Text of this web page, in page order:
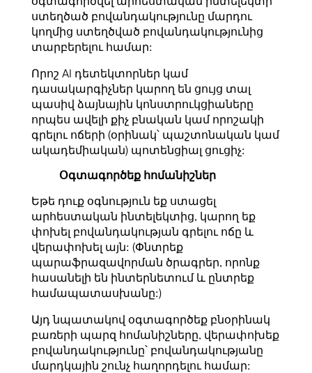
ստեղծած բովանդակությունը մարդու
կողմից ստեղծված բովանդակությունից
տարբերելու համար:
Որոշ AI դետեկտորներ կամ
դասակարգիչներ կարող են ցույց տալ
պասիվ ձայնային կոնստրուկցիաները
որպես ավելի քիչ բնական կամ որոշակի
գրելու ոճերի (օրինակ՝ պաշտոնական կամ
ակադեմիական) պոտենցիալ ցուցիչ:
Օգտագործեք հոմանիշներ
Եթե ​​դուք օգնություն եք ստացել
արհեստական ​​ինտելեկտից, կարող եք
փոխել բովանդակության գրելու ոճը և
վերափոխել այն: (Փնտրեք
պարաֆրազավորման ծրագրեր, որոնք
հասանելի են ինտերնետում և ընտրեք
համապատասխանը:)
Այդ նպատակով օգտագործեք բնօրինակ
բառերի պարզ հոմանիշները, վերափոխեք
բովանդակությունը՝ բովանդակությանը
մարդկային շունչ հաղորդելու համար: